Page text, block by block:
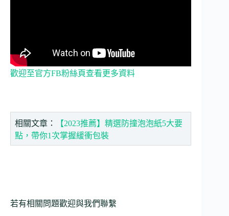
歡迎至官方FB粉絲頁查看更多資料
相關文章：
【2023推薦】精選防撞泡泡紙5大要
點，帶你1次掌握緩衝包裝
若有相關問題歡迎與我們聯繫